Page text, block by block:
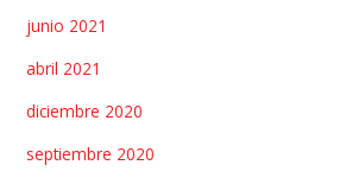
junio 2021
abril 2021
diciembre 2020
septiembre 2020